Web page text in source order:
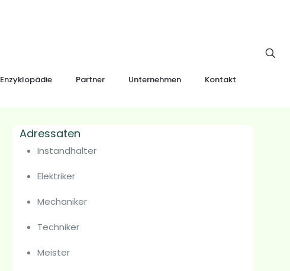
Enzyklopädie Partner Unternehmen Kontakt
Adressaten
Instandhalter
Elektriker
Mechaniker
Techniker
Meister